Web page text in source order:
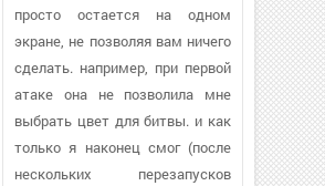
просто остается на одном
экране, не позволяя вам ничего
сделать. например, при первой
атаке она не позволила мне
выбрать цвет для битвы. и как
только я наконец смог (после
нескольких перезапусков